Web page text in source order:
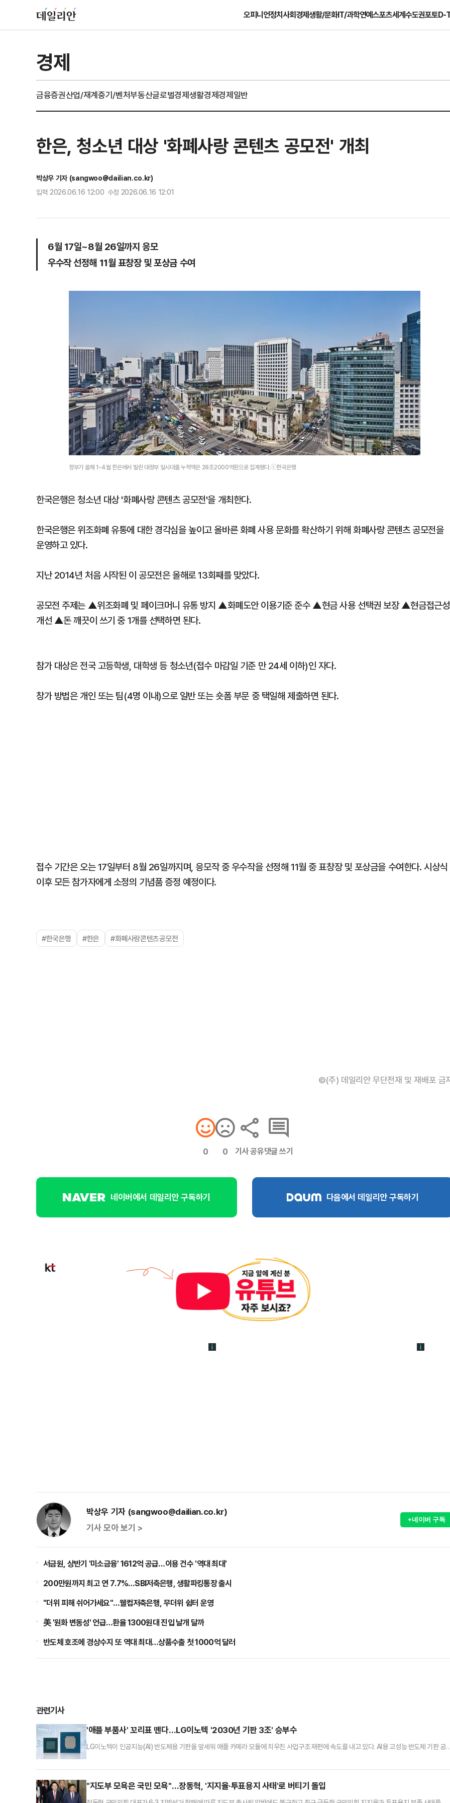
오피니언정치사회경제생활/문화IT/과학연예스포츠세계수도권포토D-
경제
금융증권산업/재계중기/벤처부동산글로벌경제생활경제경제일반
한은, 청소년 대상 '화폐사랑 콘텐츠 공모전' 개최
박상우 기자 (sangwoo@dailian.co.kr)
입력 2026.06.16 12:00 수정 2026.06.16 12:01
6월 17일~8월 26일까지 응모
우수작 선정해 11월 표창장 및 포상금 수여
정부가 올해 1~4월 한은에서 빌린 대정부 일시대출 누적액은 28조2000억원으로 집계됐다.ⓒ한국은행
한국은행은 청소년 대상 '화폐사랑 콘텐츠 공모전'을 개최한다.
한국은행은 위조화폐 유통에 대한 경각심을 높이고 올바른 화폐 사용 문화를 확산하기 위해 화폐사랑 콘텐츠 공모전을
운영하고 있다.
지난 2014년 처음 시작된 이 공모전은 올해로 13회째를 맞았다.
공모전 주제는 ▲위조화폐 및 페이크머니 유통 방지 ▲화폐도안 이용기준 준수 ▲현금 사용 선택권 보장 ▲현금접근성
개선 ▲돈 깨끗이 쓰기 중 1개를 선택하면 된다.
참가 대상은 전국 고등학생, 대학생 등 청소년(접수 마감일 기준 만 24세 이하)인 자다.
창가 방법은 개인 또는 팀(4명 이내)으로 일반 또는 숏폼 부문 중 택일해 제출하면 된다.
접수 기간은 오는 17일부터 8월 26일까지며, 응모작 중 우수작을 선정해 11월 중 표창장 및 포상금을 수여한다. 시상식
이후 모든 참가자에게 소정의 기념품 증정 예정이다.
#한국은행 #한은 #화폐사랑콘텐츠공모전
©(주) 데일리안 무단전재 및 재배포 금
0 0 기사 공유댓글 쓰기
네이버에서 데일리안 구독하기 다음에서 데일리안 구독하기
박상우 기자 (sangwoo@dailian.co.kr)
기사 모아 보기 >
+네이버 구독
서금원, 상반기 '미소금융' 1612억 공급…이용 건수 '역대 최대'
200만원까지 최고 연 7.7%…SBI저축은행, 생활파킹통장 출시
"더위 피해 쉬어가세요"…웰컴저축은행, 무더위 쉼터 운영
美 '원화 변동성' 언급…환율 1300원대 진입 날개 달까
반도체 호조에 경상수지 또 역대 최대…상품수출 첫 1000억 달러
관련기사
'애플 부품사' 꼬리표 뗀다…LG이노텍 '2030년 기판 3조' 승부수
LG이노텍이 인공지능(AI) 반도체용 기판을 앞세워 애플 카메라 모듈에 치우친 사업구조 재편에 속도를 내고 있다. AI용 고성능 반도체 기판 공
출 3조원 규모로 키운다는 구상이다.16일 금융투자업계에 따르면 미래에셋증권은 LG이노텍 패키지솔루션 사업부의 영업이익이 2027년
"지도부 모욕은 국민 모욕"…장동혁, '지지율·투표용지 사태'로 버티기 돌입